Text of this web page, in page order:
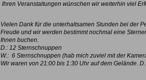
Ihren Veranstaltungen wünschen wir weiterhin viel
Vielen Dank für die unterhaltsamen Stunden bei der
Freude und wir werden bestimmt nochmal eine
Ihnen buchen.
D.: 12 Sternschnuppen
W.: 6 Sternschnuppen (hab mich zuviel mit der
Wir waren von 21:00 bis 1:30 Uhr auf dem Gelände. D.